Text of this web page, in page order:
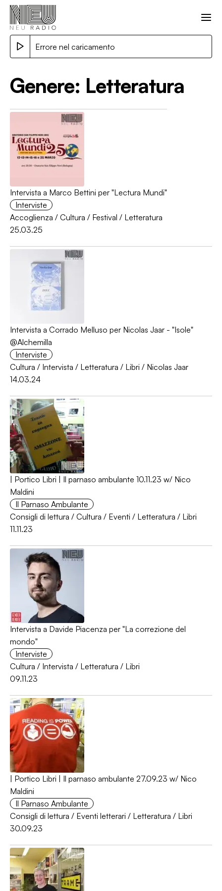
Errore nel caricamento
Genere: Letteratura
Intervista a Marco Bettini per "Lectura Mundi"
Interviste
Accoglienza / Cultura / Festival / Letteratura
25.03.25
Intervista a Corrado Melluso per Nicolas Jaar - "Isole"
@Alchemilla
Interviste
Cultura / Intervista / Letteratura / Libri / Nicolas Jaar
14.03.24
| Portico Libri | Il parnaso ambulante 10.11.23 w/ Nico
Maldini
Il Parnaso Ambulante
Consigli di lettura / Cultura / Eventi / Letteratura / Libri
11.11.23
Intervista a Davide Piacenza per "La correzione del
mondo"
Interviste
Cultura / Intervista / Letteratura / Libri
09.11.23
| Portico Libri | Il parnaso ambulante 27.09.23 w/ Nico
Maldini
Il Parnaso Ambulante
Consigli di lettura / Eventi letterari / Letteratura / Libri
30.09.23